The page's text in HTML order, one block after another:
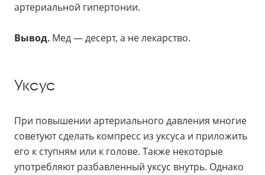
артериальной гипертонии.
Вывод. Мед — десерт, а не лекарство.
Уксус
При повышении артериального давления многие
советуют сделать компресс из уксуса и приложить
его к ступням или к голове. Также некоторые
употребляют разбавленный уксус внутрь. Однако